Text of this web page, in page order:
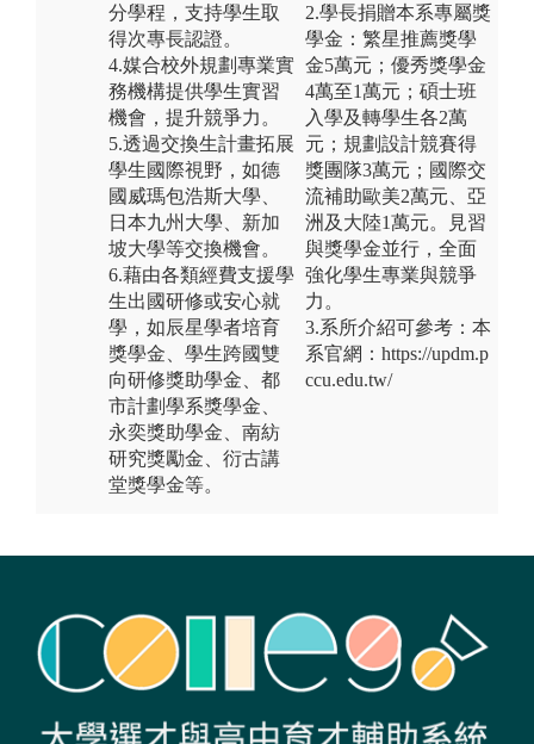
分學程，支持學生取
得次專長認證。
4.媒合校外規劃專業實
務機構提供學生實習
機會，提升競爭力。
5.透過交換生計畫拓展
學生國際視野，如德
國威瑪包浩斯大學、
日本九州大學、新加
坡大學等交換機會。
6.藉由各類經費支援學
生出國研修或安心就
學，如辰星學者培育
獎學金、學生跨國雙
向研修獎助學金、都
市計劃學系獎學金、
永奕獎助學金、南紡
研究獎勵金、衍古講
堂獎學金等。
2.學長捐贈本系專屬獎
學金：繁星推薦獎學
金5萬元；優秀獎學金
4萬至1萬元；碩士班
入學及轉學生各2萬
元；規劃設計競賽得
獎團隊3萬元；國際交
流補助歐美2萬元、亞
洲及大陸1萬元。見習
與獎學金並行，全面
強化學生專業與競爭
力。
3.系所介紹可參考：本
系官網：https://updm.p
ccu.edu.tw/